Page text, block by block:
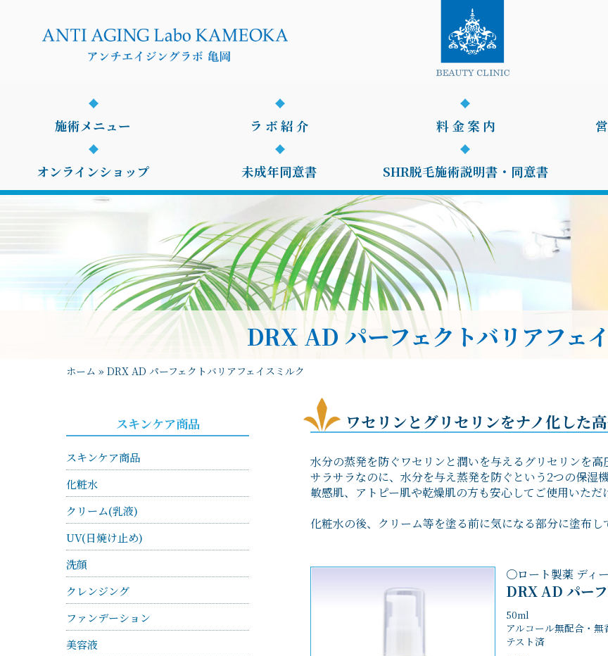
施術メニュー ラ ボ 紹 介 料 金 案 内
オンラインショップ 未成年同意書 SHR脱毛施術説明書・同意書
DRX AD パーフェクトバリアフェ
ホーム»DRX AD パーフェクトバリアフェイスミルク
ワセリンとグリセリンをナノ化した
水分の蒸発を防ぐワセリンと潤いを与えるグリセリンを高
サラサラなのに、水分を与え蒸発を防ぐという2つの保湿
敏感肌、アトピー肌や乾燥肌の方も安心してご使用いただ
化粧水の後、クリーム等を塗る前に気になる部分に塗布し
〇ロート製薬 ディ
DRX AD パー
50ml
アルコール無配合・
テスト済
スキンケア商品
スキンケア商品
化粧水
クリーム(乳液)
UV(日焼け止め)
洗顔
クレンジング
ファンデーション
美容液